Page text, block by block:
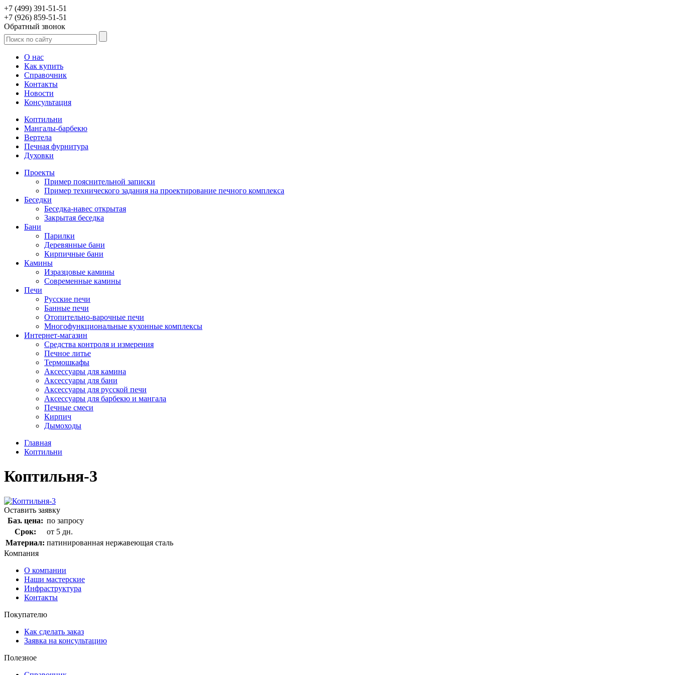
+7 (499) 391-51-51
+7 (926) 859-51-51
Обратный звонок
О нас
Как купить
Справочник
Контакты
Новости
Консультация
Коптильни
Мангалы-барбекю
Вертела
Печная фурнитура
Духовки
Проекты
Пример пояснительной записки
Пример технического задания на проектирование печного комплекса
Беседки
Беседка-навес открытая
Закрытая беседка
Бани
Парилки
Деревянные бани
Кирпичные бани
Камины
Изразцовые камины
Современные камины
Печи
Русские печи
Банные печи
Отопительно-варочные печи
Многофункциональные кухонные комплексы
Интернет-магазин
Средства контроля и измерения
Печное литье
Термошкафы
Аксессуары для камина
Аксессуары для бани
Аксессуары для русской печи
Аксессуары для барбекю и мангала
Печные смеси
Кирпич
Дымоходы
Главная
Коптильни
Коптильня-3
Оставить заявку
Баз. цена: по запросу
Срок:
от 5 дн.
Материал: патинированная нержавеющая сталь
Компания
О компании
Наши мастерские
Инфраструктура
Контакты
Покупателю
Как сделать заказ
Заявка на консультацию
Полезное